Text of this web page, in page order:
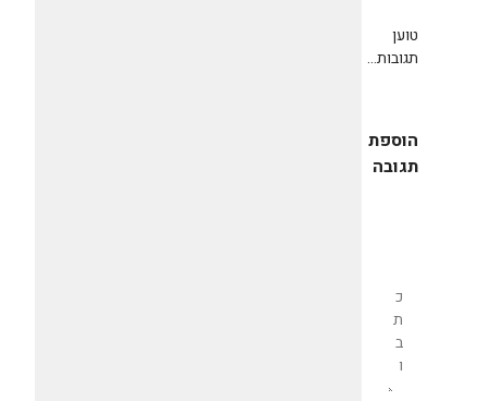
טוען
תגובות...
הוספת
תגובה